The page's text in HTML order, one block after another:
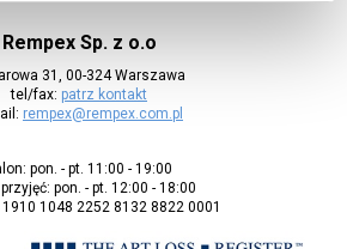
Rempex Sp. z o.o
31, 00-324 Warszawa
tel/fax: patrz kontakt
rempex@rempex.com.pl
pon. - pt. 11:00 - 19:00
pon. - pt. 12:00 - 18:00
1048 2252 8132 8822 0001